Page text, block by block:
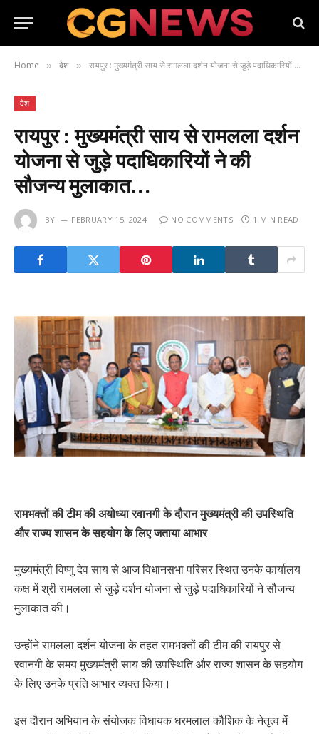
Home » देश » रायपुर : मुख्यमंत्री साय से रामलला दर्शन योजना से जुड़े पदाधिकारियों ने की सौजन्य मुलाकात…
देश
रायपुर : मुख्यमंत्री साय से रामलला दर्शन
योजना से जुड़े पदाधिकारियों ने की
सौजन्य मुलाकात…
BY FEBRUARY 15, 2024 NO COMMENTS 1 MIN READ
रामभक्तों की टीम की अयोध्या रवानगी के दौरान मुख्यमंत्री की उपस्थिति
और राज्य शासन के सहयोग के लिए जताया आभार
मुख्यमंत्री विष्णु देव साय से आज विधानसभा परिसर स्थित उनके कार्यालय
कक्ष में श्री रामलला से जुड़े दर्शन योजना से जुड़े पदाधिकारियों ने सौजन्य
मुलाकात की।
उन्होंने रामलला दर्शन योजना के तहत रामभक्तों की टीम की रायपुर से
रवानगी के समय मुख्यमंत्री साय की उपस्थिति और राज्य शासन के सहयोग
के लिए उनके प्रति आभार व्यक्त किया।
इस दौरान अभियान के संयोजक विधायक धरमलाल कौशिक के नेतृत्व में